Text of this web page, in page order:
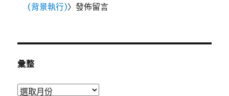
(背景執行)〉發佈留言
彙整
彙